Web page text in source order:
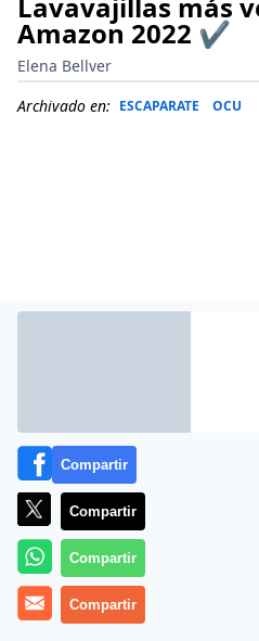
Amazon 2022 ✔
Elena Bellver
Archivado en: ESCAPARATE OCU
Más información
Compartir
Compartir
Compartir
Compartir